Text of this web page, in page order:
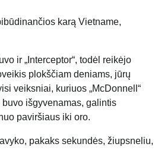
karą Vietname,
ir „Interceptor“, todėl reikėjo
plokščiam deniams, jūrų
veiksniai, kuriuos „McDonnell“
išgyvenamas, galintis
paviršiaus iki oro.
pakaks sekundės, žiupsneliu,